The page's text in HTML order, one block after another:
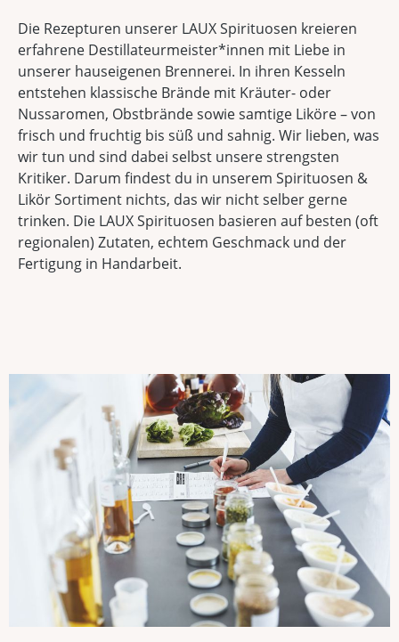
Die Rezepturen unserer LAUX Spirituosen kreieren
erfahrene Destillateurmeister*innen mit Liebe in
unserer hauseigenen Brennerei. In ihren Kesseln
entstehen klassische Brände mit Kräuter- oder
Nussaromen, Obstbrände sowie samtige Liköre – von
frisch und fruchtig bis süß und sahnig. Wir lieben, was
wir tun und sind dabei selbst unsere strengsten
Kritiker. Darum findest du in unserem Spirituosen &
Likör Sortiment nichts, das wir nicht selber gerne
trinken. Die LAUX Spirituosen basieren auf besten (oft
regionalen) Zutaten, echtem Geschmack und der
Fertigung in Handarbeit.